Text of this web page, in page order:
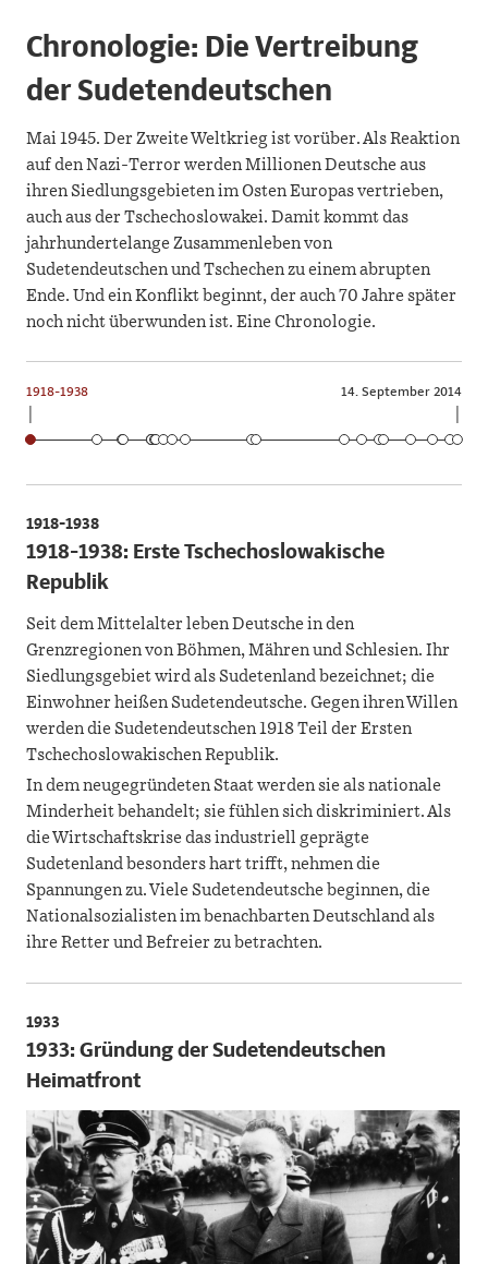
Chronologie: Die Vertreibung
der Sudetendeutschen
Mai 1945. Der Zweite Weltkrieg ist vorüber. Als Reaktion
auf den Nazi-Terror werden Millionen Deutsche aus
ihren Siedlungsgebieten im Osten Europas vertrieben,
auch aus der Tschechoslowakei. Damit kommt das
jahrhundertelange Zusammenleben von
Sudetendeutschen und Tschechen zu einem abrupten
Ende. Und ein Konflikt beginnt, der auch 70 Jahre später
noch nicht überwunden ist. Eine Chronologie.
1918-1938 14. September 2014
1918-1938
1918-1938: Erste Tschechoslowakische
Republik
Seit dem Mittelalter leben Deutsche in den
Grenzregionen von Böhmen, Mähren und Schlesien. Ihr
Siedlungsgebiet wird als Sudetenland bezeichnet; die
Einwohner heißen Sudetendeutsche. Gegen ihren Willen
werden die Sudetendeutschen 1918 Teil der Ersten
Tschechoslowakischen Republik.
In dem neugegründeten Staat werden sie als nationale
Minderheit behandelt; sie fühlen sich diskriminiert. Als
die Wirtschaftskrise das industriell geprägte
Sudetenland besonders hart trifft, nehmen die
Spannungen zu. Viele Sudetendeutsche beginnen, die
Nationalsozialisten im benachbarten Deutschland als
ihre Retter und Befreier zu betrachten.
1933
1933: Gründung der Sudetendeutschen
Heimatfront